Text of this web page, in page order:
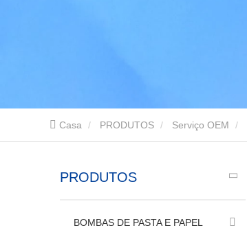
Casa PRODUTOS Serviço OEM
PRODUTOS
BOMBAS DE PASTA E PAPEL